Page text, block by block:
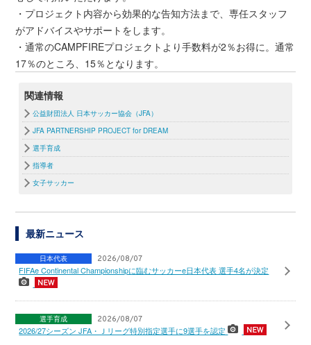
・プロジェクト内容から効果的な告知方法まで、専任スタッフ
がアドバイスやサポートをします。
・通常のCAMPFIREプロジェクトより手数料が2％お得に。通常
17％のところ、15％となります。
関連情報
公益財団法人 日本サッカー協会（JFA）
JFA PARTNERSHIP PROJECT for DREAM
選手育成
指導者
女子サッカー
最新ニュース
日本代表 2026/08/07
FIFAe Continental Championshipに臨むサッカーe日本代表 選手4名が決定
選手育成 2026/08/07
2026/27シーズン JFA・Ｊリーグ特別指定選手に9選手を認定